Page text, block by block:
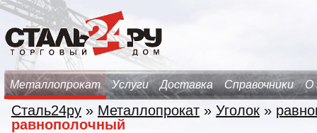
Металлопрокат Услуги Доставка Справочники О
Сталь24ру » Металлопрокат » Уголок »
равнополочный